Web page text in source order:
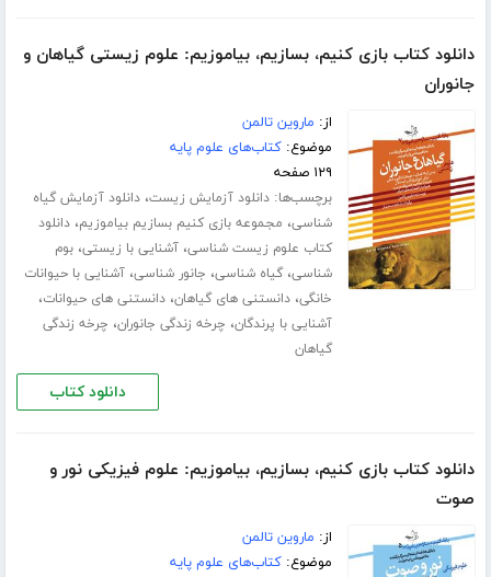
دانلود کتاب بازی کنیم، بسازیم، بیاموزیم: علوم زیستی گیاهان و
جانوران
از: ماروین تالمن
موضوع:کتاب‌های علوم پایه
۱۲۹ صفحه
برچسب‌ها:دانلود آزمایش زیست،دانلود آزمایش گیاه
شناسی، مجموعه بازی کنیم بسازیم بیاموزیم،دانلود
کتاب علوم زیست شناسی،آشنایی با زیستی،بوم
شناسی،گیاه شناسی، جانور شناسی،آشنایی با حیوانات
خانگی،دانستنی های گیاهان،دانستنی های حیوانات،
آشنایی با پرندگان، چرخه زندگی جانوران، چرخه زندگی
گیاهان
دانلود کتاب
دانلود کتاب بازی کنیم، بسازیم، بیاموزیم: علوم فیزیکی نور و
صوت
از: ماروین تالمن
موضوع:کتاب‌های علوم پایه